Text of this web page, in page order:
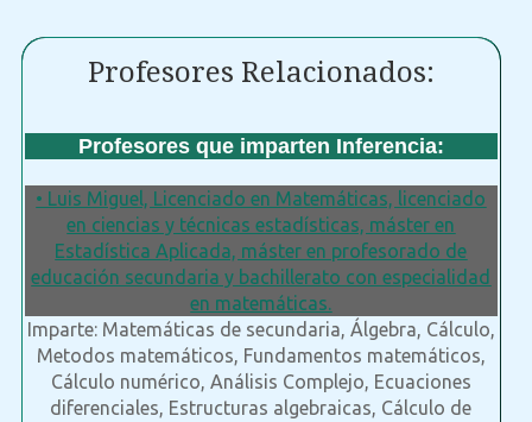
Profesores Relacionados:
Profesores que imparten Inferencia:
• Luis Miguel, Licenciado en Matemáticas, licenciado
en ciencias y técnicas estadísticas, máster en
Estadística Aplicada, máster en profesorado de
educación secundaria y bachillerato con especialidad
en matemáticas.
Imparte: Matemáticas de secundaria, Álgebra, Cálculo,
Metodos matemáticos, Fundamentos matemáticos,
Cálculo numérico, Análisis Complejo, Ecuaciones
diferenciales, Estructuras algebraicas, Cálculo de